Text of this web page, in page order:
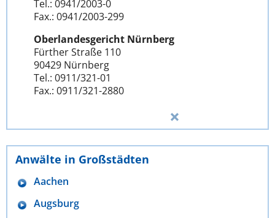
Tel.: 0941/2003-0
Fax.: 0941/2003-299
Oberlandesgericht Nürnberg
Fürther Straße 110
90429 Nürnberg
Tel.: 0911/321-01
Fax.: 0911/321-2880
Anwälte in Großstädten
Aachen
Augsburg